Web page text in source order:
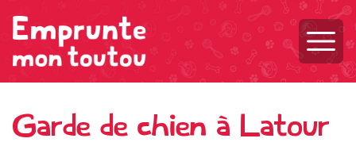
Garde de chien à Latour